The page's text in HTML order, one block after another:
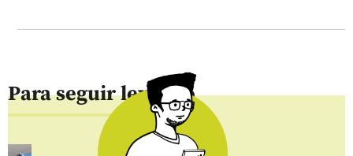
Para seguir leyendo